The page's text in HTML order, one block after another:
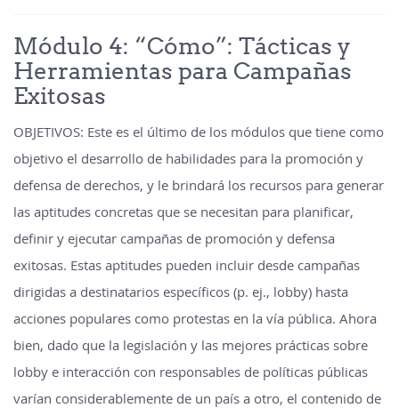
Módulo 4: “Cómo”: Tácticas y
Herramientas para Campañas
Exitosas
OBJETIVOS: Este es el último de los módulos que tiene como
objetivo el desarrollo de habilidades para la promoción y
defensa de derechos, y le brindará los recursos para generar
las aptitudes concretas que se necesitan para planificar,
definir y ejecutar campañas de promoción y defensa
exitosas. Estas aptitudes pueden incluir desde campañas
dirigidas a destinatarios específicos (p. ej., lobby) hasta
acciones populares como protestas en la vía pública. Ahora
bien, dado que la legislación y las mejores prácticas sobre
lobby e interacción con responsables de políticas públicas
varían considerablemente de un país a otro, el contenido de